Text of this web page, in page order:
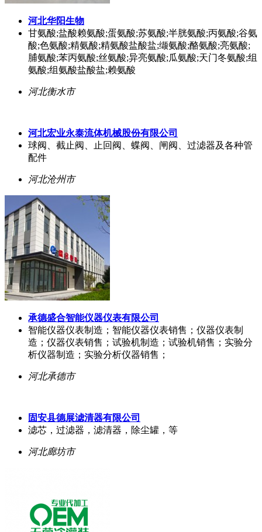
河北华阳生物
甘氨酸;盐酸赖氨酸;蛋氨酸;苏氨酸;半胱氨酸;丙氨酸;谷氨
酸;色氨酸;精氨酸;精氨酸盐酸盐;缬氨酸;酪氨酸;亮氨酸;
脯氨酸;苯丙氨酸;丝氨酸;异亮氨酸;瓜氨酸;天门冬氨酸;组
氨酸;组氨酸盐酸盐;赖氨酸
河北衡水市
河北宏业永泰流体机械股份有限公司
球阀、截止阀、止回阀、蝶阀、闸阀、过滤器及各种管
配件
河北沧州市
承德盛合智能仪器仪表有限公司
智能仪器仪表制造；智能仪器仪表销售；仪器仪表制
造；仪器仪表销售；试验机制造；试验机销售；实验分
析仪器制造；实验分析仪器销售；
河北承德市
固安县德展滤清器有限公司
滤芯，过滤器，滤清器，除尘罐，等
河北廊坊市